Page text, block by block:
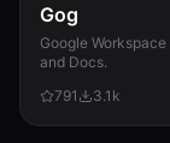
Gog
Google
and Docs.
791
3.1k